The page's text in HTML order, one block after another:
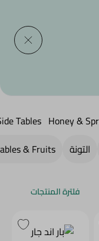
Honey &
Tables
التونة & Fruits
فلترة المنتجات